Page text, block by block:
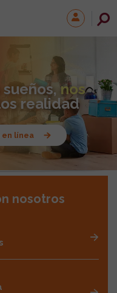
nos
realidad
línea
nosotros